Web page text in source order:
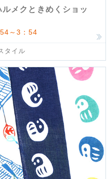
メクときめくショッ
～3：54
タイル